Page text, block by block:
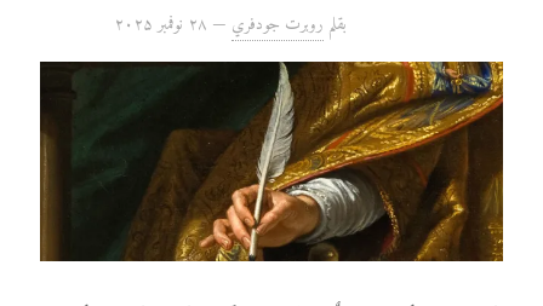
بقلم روبرت جودفري — ۲۸ نوفمبر ۲۰۲۵